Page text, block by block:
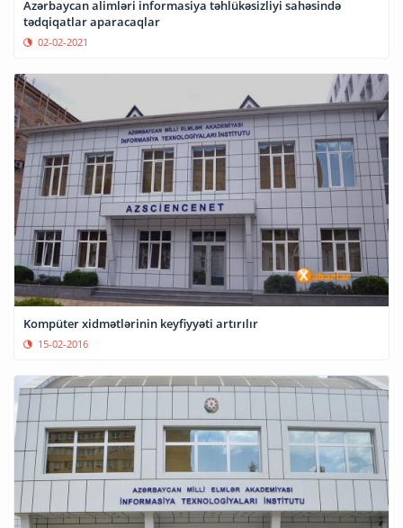
Azərbaycan alimləri informasiya təhlükəsizliyi sahəsində
tədqiqatlar aparacaqlar
02-02-2021
Kompüter xidmətlərinin keyfiyyəti artırılır
15-02-2016